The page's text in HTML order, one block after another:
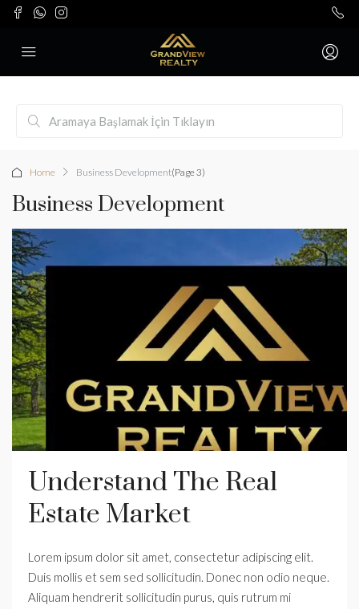
Home Business Development(Page 3)
Business Development
Understand The Real
Estate Market
Lorem ipsum dolor sit amet, consectetur adipiscing elit.
Duis mollis et sem sed sollicitudin. Donec non odio neque.
Aliquam hendrerit sollicitudin purus, quis rutrum mi